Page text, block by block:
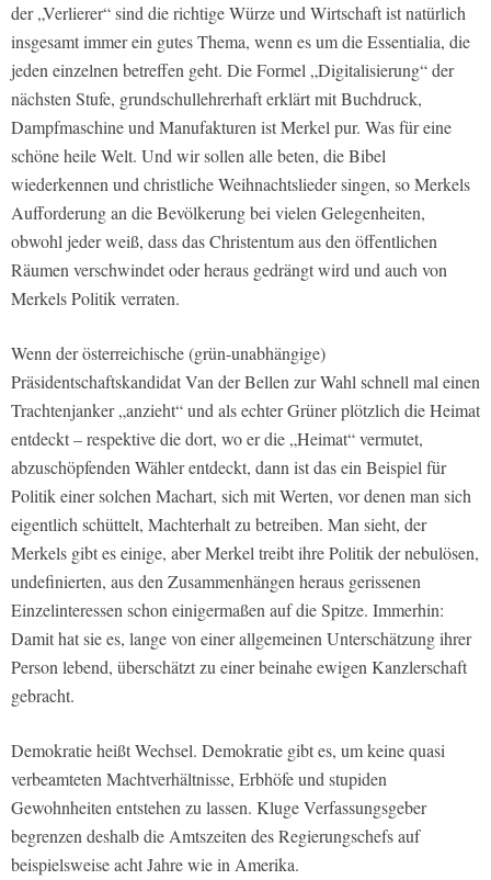
der „Verlierer“ sind die richtige Würze und Wirtschaft ist natürlich
insgesamt immer ein gutes Thema, wenn es um die Essentialia, die
jeden einzelnen betreffen geht. Die Formel „Digitalisierung“ der
nächsten Stufe, grundschullehrerhaft erklärt mit Buchdruck,
Dampfmaschine und Manufakturen ist Merkel pur. Was für eine
schöne heile Welt. Und wir sollen alle beten, die Bibel
wiederkennen und christliche Weihnachtslieder singen, so Merkels
Aufforderung an die Bevölkerung bei vielen Gelegenheiten,
obwohl jeder weiß, dass das Christentum aus den öffentlichen
Räumen verschwindet oder heraus gedrängt wird und auch von
Merkels Politik verraten.
Wenn der österreichische (grün-unabhängige)
Präsidentschaftskandidat Van der Bellen zur Wahl schnell mal einen
Trachtenjanker „anzieht“ und als echter Grüner plötzlich die Heimat
entdeckt – respektive die dort, wo er die „Heimat“ vermutet,
abzuschöpfenden Wähler entdeckt, dann ist das ein Beispiel für
Politik einer solchen Machart, sich mit Werten, vor denen man sich
eigentlich schüttelt, Machterhalt zu betreiben. Man sieht, der
Merkels gibt es einige, aber Merkel treibt ihre Politik der nebulösen,
undefinierten, aus den Zusammenhängen heraus gerissenen
Einzelinteressen schon einigermaßen auf die Spitze. Immerhin:
Damit hat sie es, lange von einer allgemeinen Unterschätzung ihrer
Person lebend, überschätzt zu einer beinahe ewigen Kanzlerschaft
gebracht.
Demokratie heißt Wechsel. Demokratie gibt es, um keine quasi
verbeamteten Machtverhältnisse, Erbhöfe und stupiden
Gewohnheiten entstehen zu lassen. Kluge Verfassungsgeber
begrenzen deshalb die Amtszeiten des Regierungschefs auf
beispielsweise acht Jahre wie in Amerika.